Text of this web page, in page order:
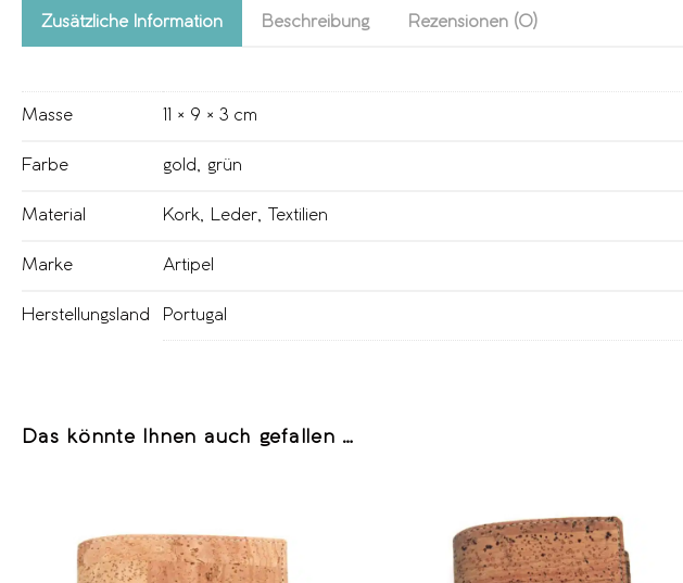
Zusätzliche Information Beschreibung Rezensionen (0)
Masse 11 × 9 × 3 cm
Farbe gold, grün
Material Kork, Leder, Textilien
Marke Artipel
Herstellungsland Portugal
Das könnte Ihnen auch gefallen …